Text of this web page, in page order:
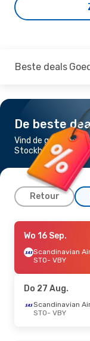
Beste deals
De beste
Vind de
Stockholm naar
Retour
Do 17 Sep.
Scandinavian
Direct
Scandinavian
Direct
VBY - STO
Wo 16 Sep.
Scandinavian
STO- VBY
Do 27 Aug.
Scandinavian
STO- VBY